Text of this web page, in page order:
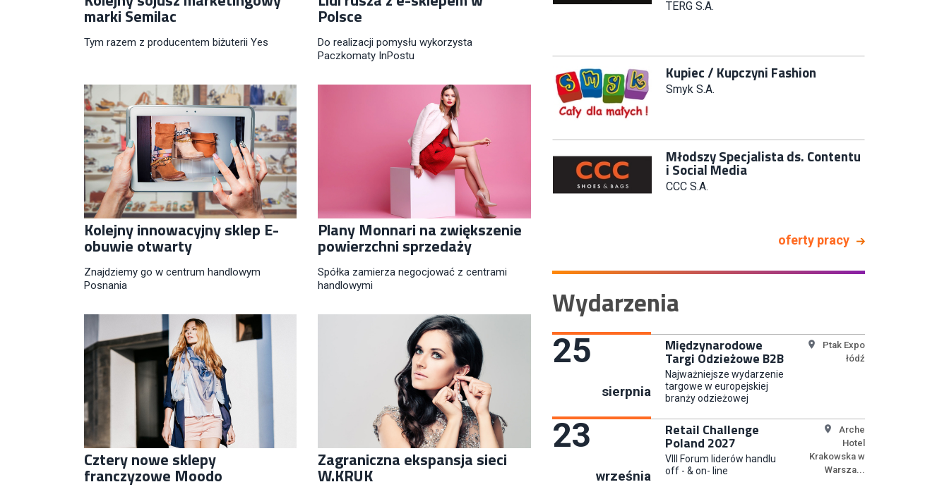
marki Semilac
Tym razem z producentem biżuterii Yes
Polsce
Do realizacji pomysłu wykorzysta
Paczkomaty InPostu
Kolejny innowacyjny sklep E-
obuwie otwarty
Znajdziemy go w centrum handlowym
Posnania
Plany Monnari na zwiększenie
powierzchni sprzedaży
Spółka zamierza negocjować z centrami
handlowymi
Cztery nowe sklepy
franczyzowe Moodo
Zagraniczna ekspansja sieci
W.KRUK
Specjalista/tka ds. Utrzymania
Ruchu
Key Account Manager Meble
Empik
Młodszy Specjalista ds.
Euro-net Sp. z o.o.
ETOS S.A.
Content Creator (m/k)
Medicine
oferty pracy
Wydarzenia
25
sierpnia
Międzynarodowe
Targi Odzieżowe B2B
Najważniejsze wydarzenie
targowe w europejskiej
branży odzieżowej
Ptak Expo
łódź
23
września
Retail Challenge
Poland 2027
VIII Forum liderów handlu
off - & on- line
Arche
Hotel
Krakowska w
Warsza...